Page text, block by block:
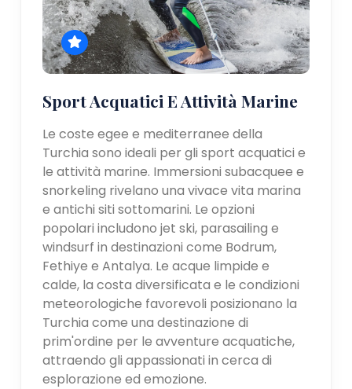
Sport Acquatici E Attività Marine
Le coste egee e mediterranee della
Turchia sono ideali per gli sport acquatici e
le attività marine. Immersioni subacquee e
snorkeling rivelano una vivace vita marina
e antichi siti sottomarini. Le opzioni
popolari includono jet ski, parasailing e
windsurf in destinazioni come Bodrum,
Fethiye e Antalya. Le acque limpide e
calde, la costa diversificata e le condizioni
meteorologiche favorevoli posizionano la
Turchia come una destinazione di
prim'ordine per le avventure acquatiche,
attraendo gli appassionati in cerca di
esplorazione ed emozione.